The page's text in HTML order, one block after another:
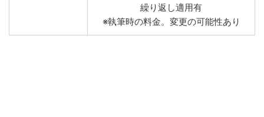
繰り返し適用有
※執筆時の料金。変更の可能性あり